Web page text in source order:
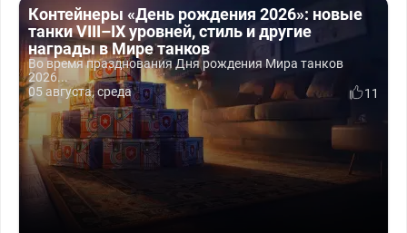
Контейнеры «День рождения 2026»: новые
танки VIII–IX уровней, стиль и другие
награды в Мире танков
Во время празднования Дня рождения Мира танков
2026...
05 августа, среда
11